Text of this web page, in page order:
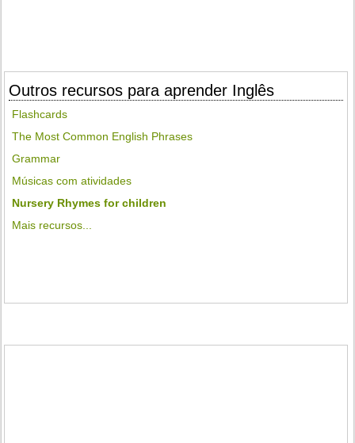
Outros recursos para aprender Inglês
Flashcards
The Most Common English Phrases
Grammar
Músicas com atividades
Nursery Rhymes for children
Mais recursos...